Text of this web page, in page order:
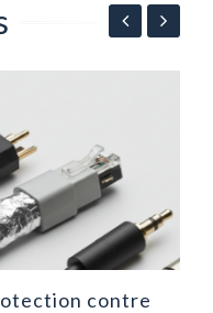
contre